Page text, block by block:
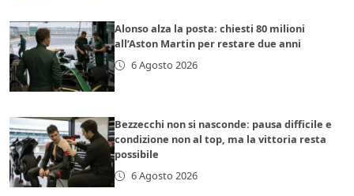
Alonso alza la posta: chiesti 80 milioni
all’Aston Martin per restare due anni
6 Agosto 2026
Bezzecchi non si nasconde: pausa difficile e
condizione non al top, ma la vittoria resta
possibile
6 Agosto 2026